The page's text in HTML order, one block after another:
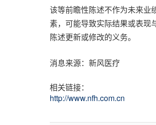
该等前瞻性陈述不作为未来业
素，可能导致实际结果或表现
陈述更新或修改的义务。
消息来源：新风医疗
相关链接：
http://www.nfh.com.cn